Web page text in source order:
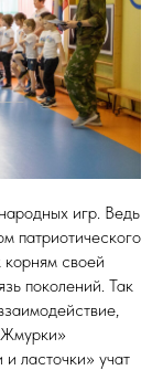
игр. Ведь
патриотического
корням своей
поколений. Так
ласточки» учат